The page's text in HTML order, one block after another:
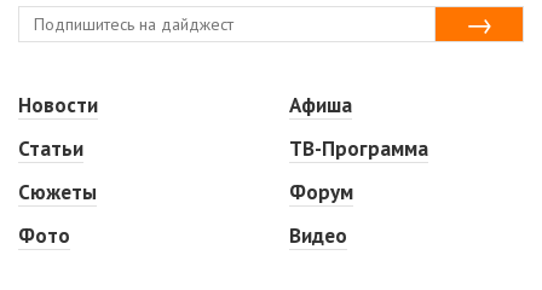
Новости
Статьи
Сюжеты
Фото
Афиша
ТВ-Программа
Форум
Видео